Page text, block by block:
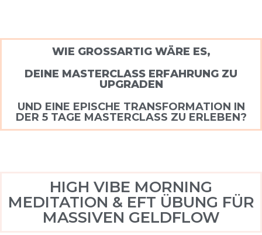
WIE GROSSARTIG WÄRE ES,​
DEINE MASTERCLASS ERFAHRUNG ZU
UPGRADEN
UND EINE EPISCHE TRANSFORMATION IN
DER 5 TAGE MASTERCLASS ZU ERLEBEN?
HIGH VIBE MORNING
MEDITATION & EFT ÜBUNG FÜR
MASSIVEN GELDFLOW